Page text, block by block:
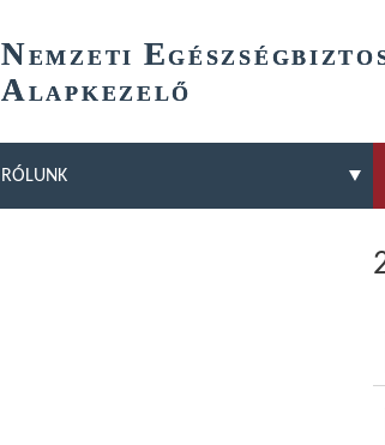
NEMZETI E
ALAPKEZELŐ
RÓLUNK